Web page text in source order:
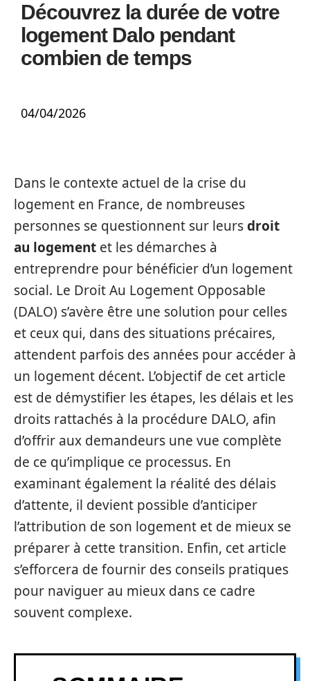
Découvrez la durée de votre
logement Dalo pendant
combien de temps
04/04/2026
Dans le contexte actuel de la crise du
logement en France, de nombreuses
personnes se questionnent sur leursdroit
au logement et les démarches à
entreprendre pour bénéficier d’un logement
social. Le Droit Au Logement Opposable
(DALO) s’avère être une solution pour celles
et ceux qui, dans des situations précaires,
attendent parfois des années pour accéder à
un logement décent. L’objectif de cet article
est de démystifier les étapes, les délais et les
droits rattachés à la procédure DALO, afin
d’offrir aux demandeurs une vue complète
de ce qu’implique ce processus. En
examinant également la réalité des délais
d’attente, il devient possible d’anticiper
l’attribution de son logement et de mieux se
préparer à cette transition. Enfin, cet article
s’efforcera de fournir des conseils pratiques
pour naviguer au mieux dans ce cadre
souvent complexe.